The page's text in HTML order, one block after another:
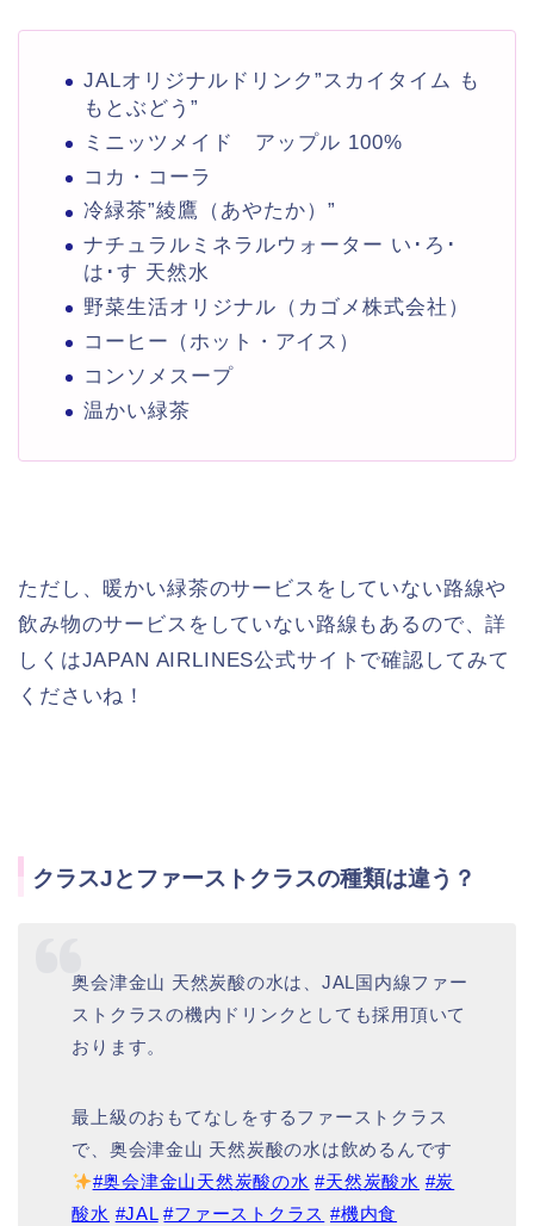
JALオリジナルドリンク”スカイタイム も
もとぶどう”
ミニッツメイド アップル 100%
コカ・コーラ
冷緑茶”綾鷹（あやたか）”
ナチュラルミネラルウォーター い･ろ･
は･す 天然水
野菜生活オリジナル（カゴメ株式会社）
コーヒー（ホット・アイス）
コンソメスープ
温かい緑茶
ただし、暖かい緑茶のサービスをしていない路線や
飲み物のサービスをしていない路線もあるので、詳
しくはJAPAN AIRLINES公式サイトで確認してみて
くださいね！
クラスJとファーストクラスの種類は違う？
奥会津金山 天然炭酸の水は、JAL国内線ファー
ストクラスの機内ドリンクとしても採用頂いて
おります。
最上級のおもてなしをするファーストクラス
で、奥会津金山 天然炭酸の水は飲めるんです
#奥会津金山天然炭酸の水 #天然炭酸水 #炭
酸水 #JAL #ファーストクラス #機内食